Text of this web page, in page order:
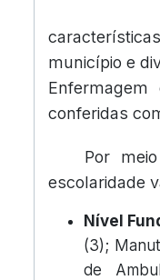
município e
conferidas
Por
escolaridade
Nível
(3);
de